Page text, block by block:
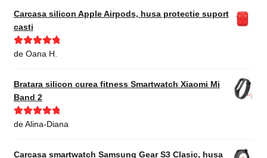
Carcasa silicon Apple Airpods, husa protectie suport
casti
Evaluat la5
de Oana H.
Bratara silicon curea fitness Smartwatch Xiaomi Mi
Band 2
Evaluat la5
de Alina-Diana
Carcasa smartwatch Samsung Gear S3 Clasic, husa